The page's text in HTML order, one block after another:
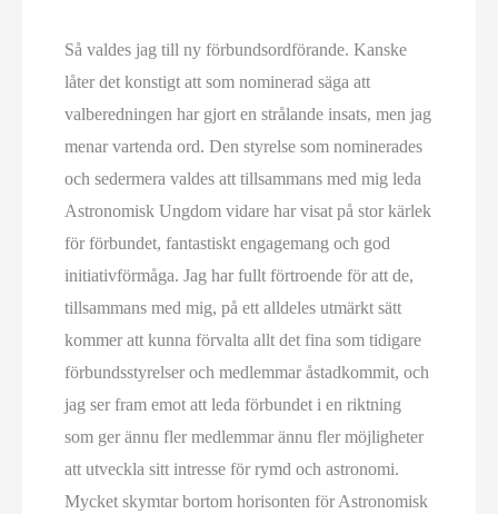
Så valdes jag till ny förbundsordförande. Kanske
låter det konstigt att som nominerad säga att
valberedningen har gjort en strålande insats, men jag
menar vartenda ord. Den styrelse som nominerades
och sedermera valdes att tillsammans med mig leda
Astronomisk Ungdom vidare har visat på stor kärlek
för förbundet, fantastiskt engagemang och god
initiativförmåga. Jag har fullt förtroende för att de,
tillsammans med mig, på ett alldeles utmärkt sätt
kommer att kunna förvalta allt det fina som tidigare
förbundsstyrelser och medlemmar åstadkommit, och
jag ser fram emot att leda förbundet i en riktning
som ger ännu fler medlemmar ännu fler möjligheter
att utveckla sitt intresse för rymd och astronomi.
Mycket skymtar bortom horisonten för Astronomisk